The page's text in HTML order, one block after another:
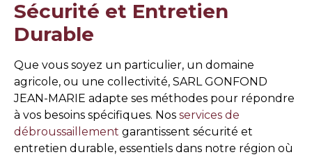
Sécurité et Entretien
Durable
Que vous soyez un particulier, un domaine
agricole, ou une collectivité, SARL GONFOND
JEAN-MARIE adapte ses méthodes pour répondre
à vos besoins spécifiques. Nos services de
débroussaillement garantissent sécurité et
entretien durable, essentiels dans notre région où